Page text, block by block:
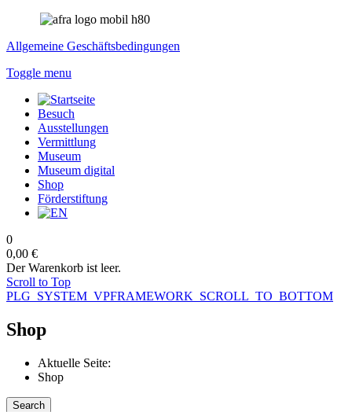
Allgemeine Geschäftsbedingungen
Toggle menu
Besuch
Ausstellungen
Vermittlung
Museum
Museum digital
Shop
Förderstiftung
0
0,00 €
Der Warenkorb ist leer.
Scroll to Top
PLG_SYSTEM_VPFRAMEWORK_SCROLL_TO_BOTTOM
Shop
Aktuelle Seite:
Shop
Search